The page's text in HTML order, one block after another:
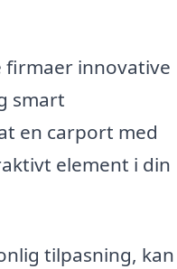
firmaer innovative
smart
en carport med
element i din
tilpasning, kan